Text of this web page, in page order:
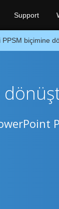
Support
PPSM biçimine